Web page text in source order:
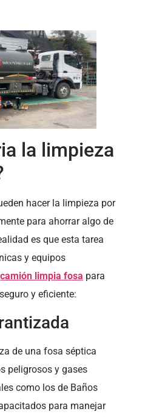
la limpieza
hacer la limpieza por
para ahorrar algo de
es que esta tarea
y equipos
camión limpia fosa para
y eficiente:
de una fosa séptica
peligrosos y gases
como los de Baños
para manejar